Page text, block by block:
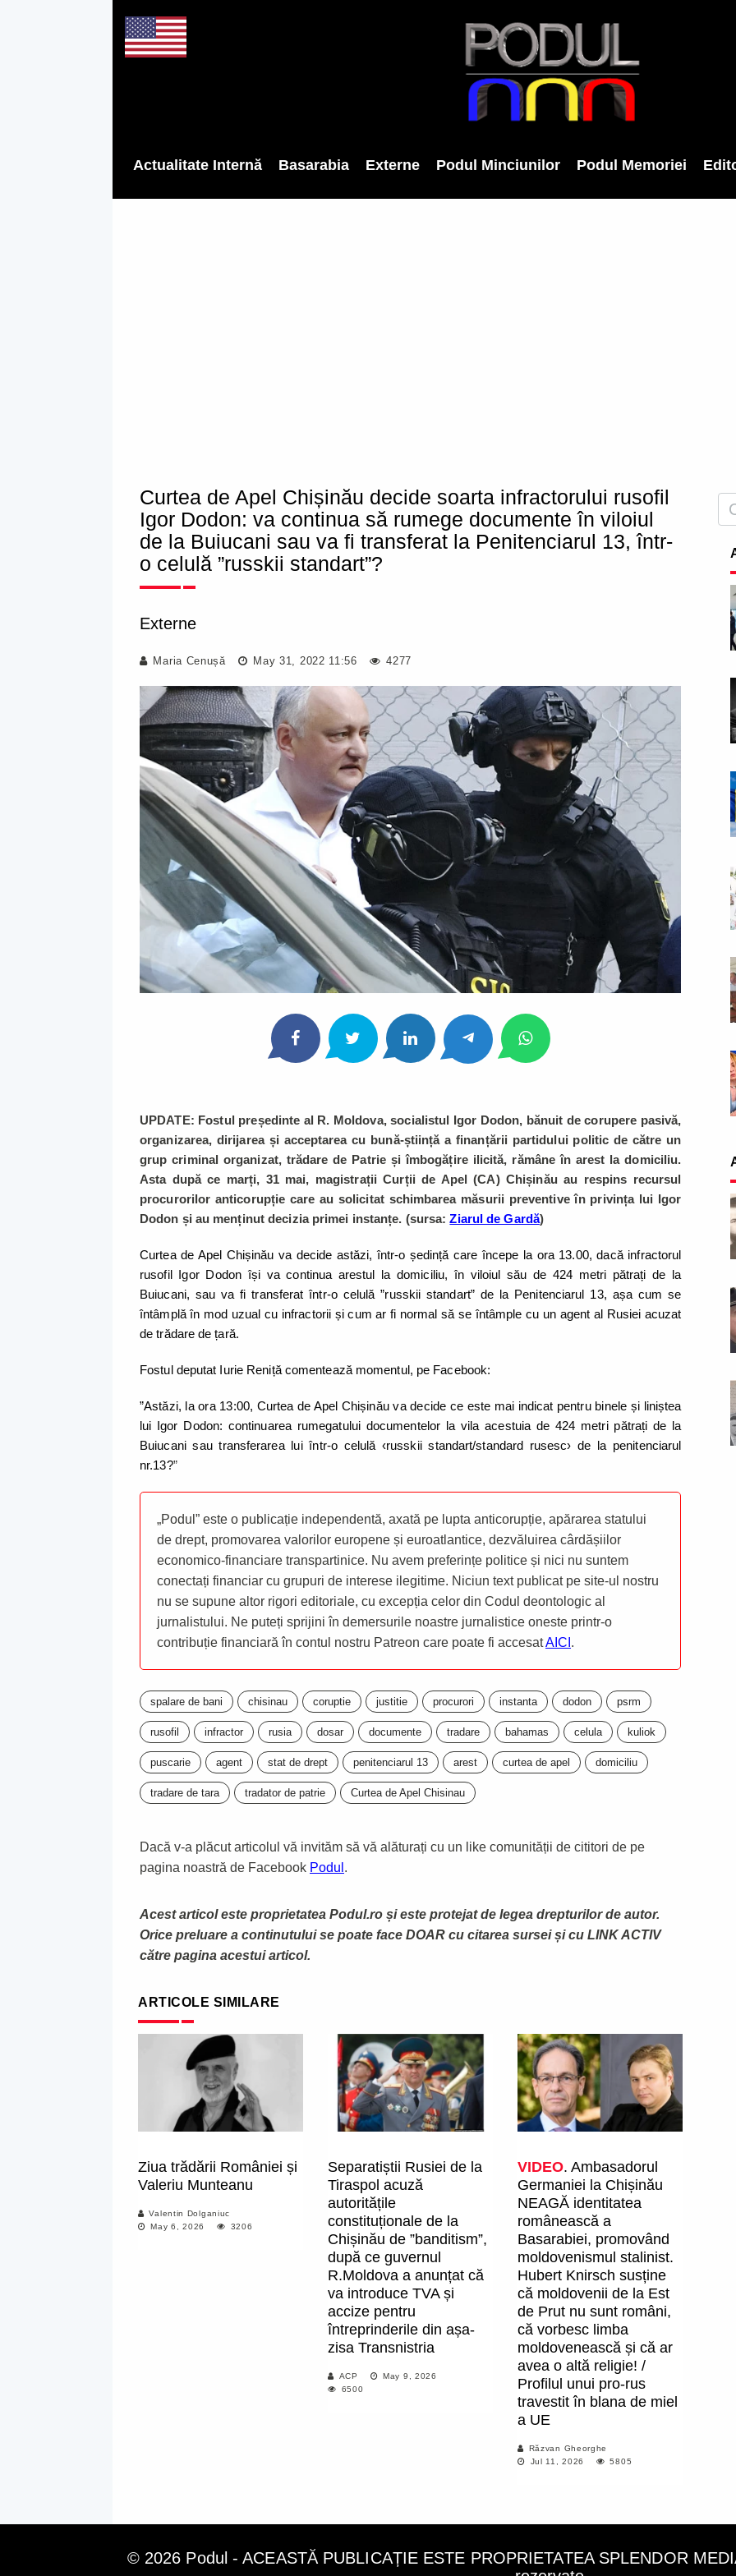
Actualitate Internă Basarabia Externe Podul Minciunilor Podul Memoriei
Curtea de Apel Chișinău decide soarta infractorului rusofil
Igor Dodon: va continua să rumege documente în viloiul
de la Buiucani sau va fi transferat la Penitenciarul 13, într-
o celulă ”russkii standart”?
Externe
Maria Cenușă May 31, 2022 11:56 4277
UPDATE: Fostul președinte al R. Moldova, socialistul Igor Dodon, bănuit de corupere pasivă,
organizarea, dirijarea și acceptarea cu bună-știință a finanțării partidului politic de către un
grup criminal organizat, trădare de Patrie și îmbogățire ilicită, rămâne în arest la domiciliu.
Asta după ce marți, 31 mai, magistrații Curții de Apel (CA) Chișinău au respins recursul
procurorilor anticorupție care au solicitat schimbarea măsurii preventive în privința lui Igor
Dodon și au menținut decizia primei instanțe. (sursa:Ziarul de Gardă)
Curtea de Apel Chișinău va decide astăzi, într-o ședință care începe la ora 13.00, dacă infractorul
rusofil Igor Dodon își va continua arestul la domiciliu, în viloiul său de 424 metri pătrați de la
Buiucani, sau va fi transferat într-o celulă ”russkii standart” de la Penitenciarul 13, așa cum se
întâmplă în mod uzual cu infractorii și cum ar fi normal să se întâmple cu un agent al Rusiei acuzat
de trădare de țară.
Fostul deputat Iurie Reniță comentează momentul, pe Facebook:
”Astăzi, la ora 13:00, Curtea de Apel Chișinău va decide ce este mai indicat pentru binele și liniștea
lui Igor Dodon: continuarea rumegatului documentelor la vila acestuia de 424 metri pătrați de la
Buiucani sau transferarea lui într-o celulă ‹russkii standart/standard rusesc› de la penitenciarul
nr.13?”
„Podul” este o publicație independentă, axată pe lupta anticorupție, apărarea statului
de drept, promovarea valorilor europene și euroatlantice, dezvăluirea cârdășiilor
economico-financiare transpartinice. Nu avem preferințe politice și nici nu suntem
conectați financiar cu grupuri de interese ilegitime. Niciun text publicat pe site-ul nostru
nu se supune altor rigori editoriale, cu excepția celor din Codul deontologic al
jurnalistului. Ne puteți sprijini în demersurile noastre jurnalistice oneste printr-o
contribuție financiară în contul nostru Patreon care poate fi accesatAICI .
spalare de bani chisinau coruptie justitie procurori instanta dodon psrm
rusofil infractor rusia dosar documente tradare bahamas celula kuliok
puscarie agent stat de drept penitenciarul 13 arest curtea de apel domiciliu
tradare de tara tradator de patrie Curtea de Apel Chisinau
Dacă v-a plăcut articolul vă invităm să vă alăturați cu un like comunității de cititori de pe
pagina noastră de Facebook Podul .
Acest articol este proprietatea Podul.ro și este protejat de legea drepturilor de autor.
Orice preluare a continutului se poate face DOAR cu citarea sursei și cu LINK ACTIV
către pagina acestui articol.
ARTICOLE SIMILARE
Ziua trădării României și
Valeriu Munteanu
Valentin Dolganiuc
May 6, 2026
3206
Separatiștii Rusiei de la
Tiraspol acuză
autoritățile
constituționale de la
Chișinău de ”banditism”,
după ce guvernul
R.Moldova a anunțat că
va introduce TVA și
accize pentru
întreprinderile din așa-
zisa Transnistria
ACP
May 9, 2026
6500
VIDEO. Ambasadorul
Germaniei la Chișinău
NEAGĂ identitatea
românească a
Basarabiei, promovând
moldovenismul stalinist.
Hubert Knirsch susține
că moldovenii de la Est
de Prut nu sunt români,
că vorbesc limba
moldovenească și că ar
avea o altă religie! /
Profilul unui pro-rus
travestit în blana de miel
a UE
Răzvan Gheorghe
Jul 11, 2026
5805
© 2026 Podul - ACEASTĂ PUBLICAȚIE ESTE PROPRIETATEA SPLENDOR